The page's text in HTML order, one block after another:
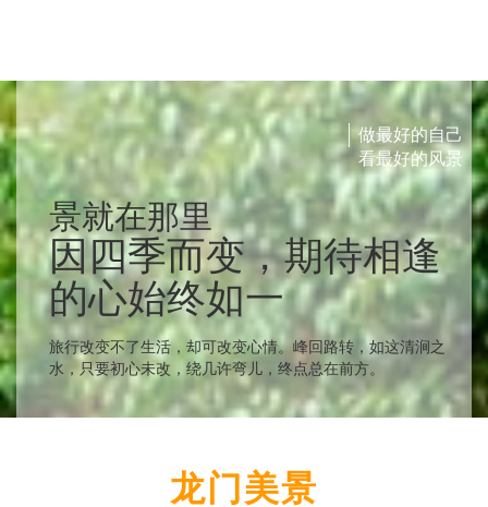
做最好的自己
看最好的风景
景就在那里
因四季而变，期待相逢
的心始终如一
旅行改变不了生活，却可改变心情。峰回路转，如这清涧之
水，只要初心未改，绕几许弯儿，终点总在前方。
龙门美景